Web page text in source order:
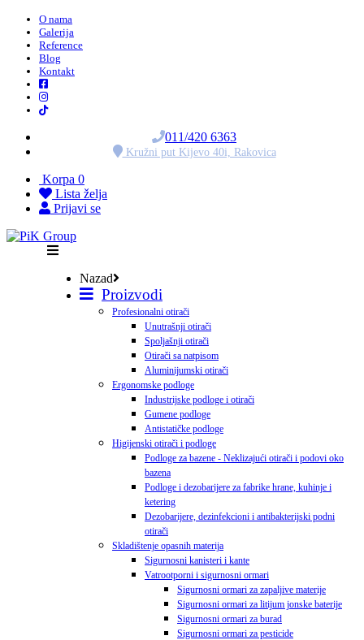
O nama
Galerija
Reference
Blog
Kontakt
011/420 6363
Kružni put Kijevo 40i, Rakovica
Korpa 0
Lista želja
Prijavi se
Nazad
Proizvodi
Profesionalni otirači
Unutrašnji otirači
Spoljašnji otirači
Otirači sa natpisom
Aluminijumski otirači
Ergonomske podloge
Industrijske podloge i otirači
Gumene podloge
Antistatičke podloge
Higijenski otirači i podloge
Podloge za bazene - Neklizajući otirači i podovi oko
bazena
Podloge i dezobarijere za fabrike hrane, kuhinje i
ketering
Dezobarijere, dezinfekcioni i antibakterijski podni
otirači
Skladištenje opasnih materija
Sigurnosni kanisteri i kante
Vatrootporni i sigurnosni ormari
Sigurnosni ormari za zapaljive materije
Sigurnosni ormari za litijum jonske baterije
Sigurnosni ormari za burad
Sigurnosni ormari za pesticide